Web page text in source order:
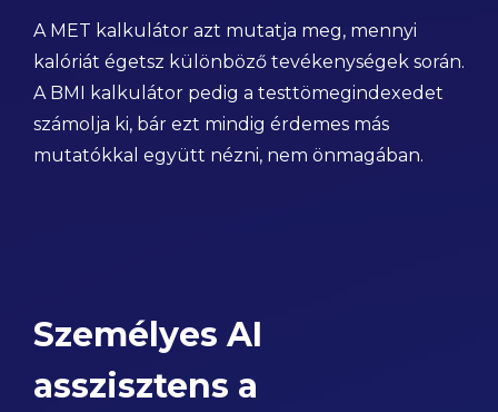
A MET kalkulátor azt mutatja meg, mennyi
kalóriát égetsz különböző tevékenységek során.
A BMI kalkulátor pedig a testtömegindexedet
számolja ki, bár ezt mindig érdemes más
mutatókkal együtt nézni, nem önmagában.
Személyes AI
asszisztens a